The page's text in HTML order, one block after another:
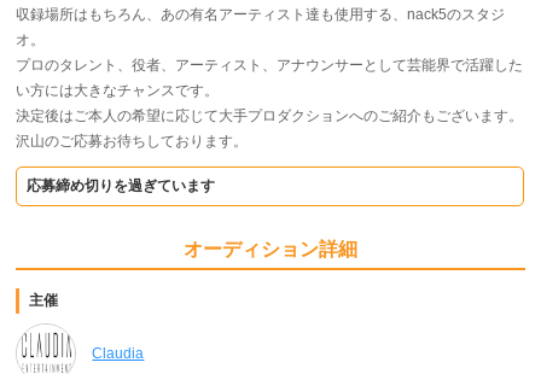
収録場所はもちろん、あの有名アーティスト達も使用する、nack5のスタジ
オ。
プロのタレント、役者、アーティスト、アナウンサーとして芸能界で活躍した
い方には大きなチャンスです。
決定後はご本人の希望に応じて大手プロダクションへのご紹介もございます。
沢山のご応募お待ちしております。
応募締め切りを過ぎています
オーディション詳細
主催
Claudia